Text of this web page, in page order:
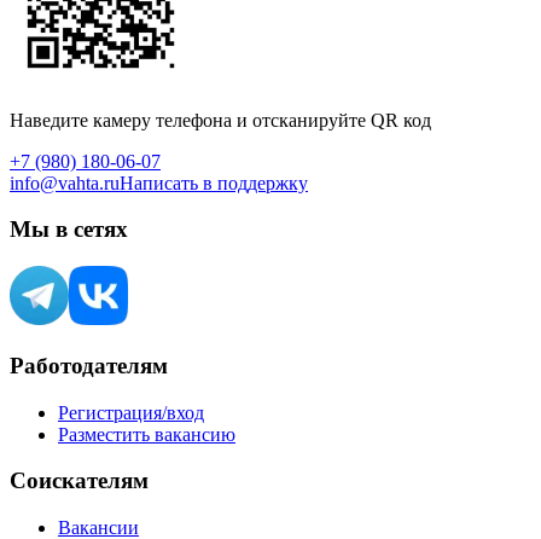
Наведите камеру телефона и отсканируйте QR код
+7 (980) 180-06-07
info@vahta.ruНаписать в поддержку
Мы в сетях
Работодателям
Регистрация/вход
Разместить вакансию
Соискателям
Вакансии